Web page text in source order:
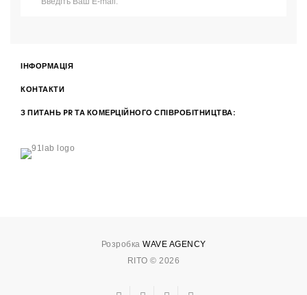
ІНФОРМАЦІЯ
КОНТАКТИ
З ПИТАНЬ PR ТА КОМЕРЦІЙНОГО СПІВРОБІТНИЦТВА:
Розробка WAVE AGENCY
RITO © 2026